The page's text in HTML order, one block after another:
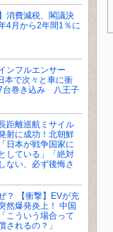
消費減税、閣議決
4月から2年間1％に
ンフルエンサー
本で次々と車に衝
巻き込み 八王子
距離巡航ミサイル
射に成功！北朝鮮
日本が戦争国家に
している」「絶対
ない、必ず後悔さ
？ 【衝撃】EVが充
然爆発炎上！ 中国
こういう場合って
されるの？」